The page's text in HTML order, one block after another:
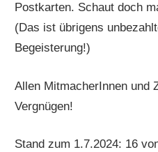
Postkarten. Schaut doch
(Das ist übrigens
Begeisterung!)
Allen MitmacherInnen und
Vergnügen!
Stand zum 1.7.2024: 16